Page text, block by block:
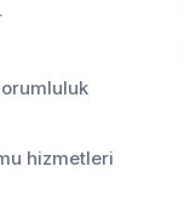
hizmetleri